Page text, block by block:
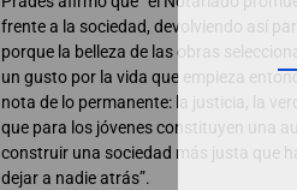
frente a la sociedad, devolviendo así
porque la belleza de las obras
un gusto por la vida que empieza
nota de lo permanente: la justicia, la
que para los jóvenes constituyen una
construir una sociedad más justa que
dejar a nadie atrás”.